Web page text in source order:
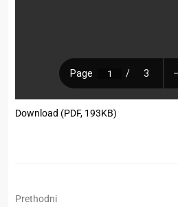
Download (PDF, 193KB)
Prethodni